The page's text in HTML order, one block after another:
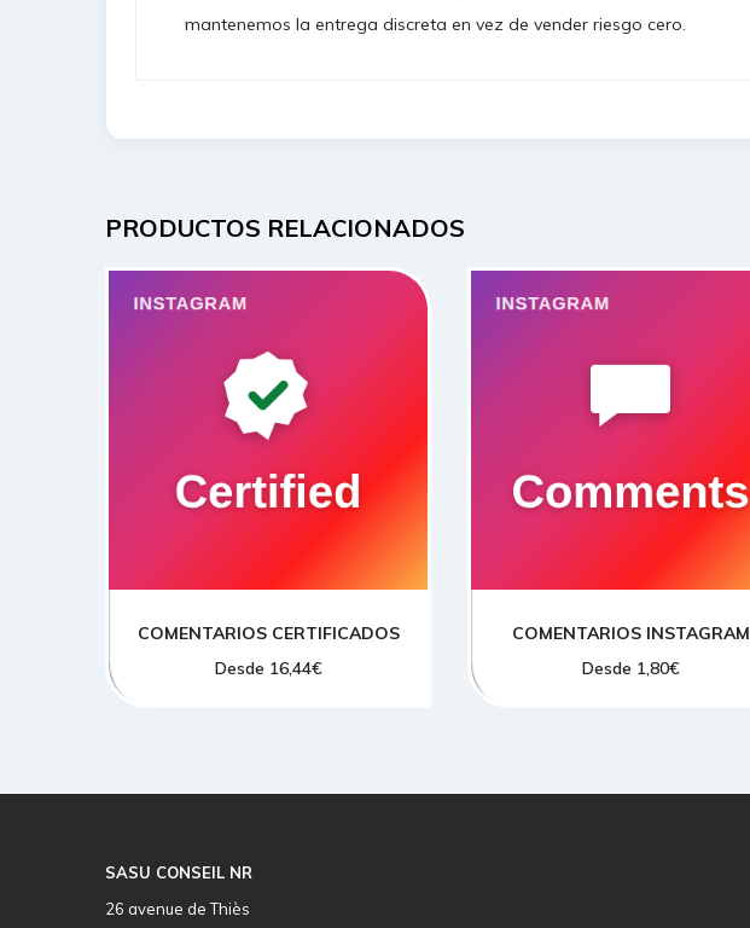
mantenemos la entrega discreta en vez de vender riesgo cero.
PRODUCTOS RELACIONADOS
COMENTARIOS CERTIFICADOS
Desde 16,44€
COMENTARIOS INSTAGRAM
Desde 1,80€
SASU CONSEIL NR
26 avenue de Thiès